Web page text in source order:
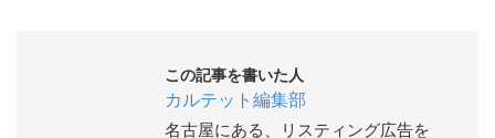
この記事を書いた人
カルテット編集部
名古屋にある、リスティング広告を